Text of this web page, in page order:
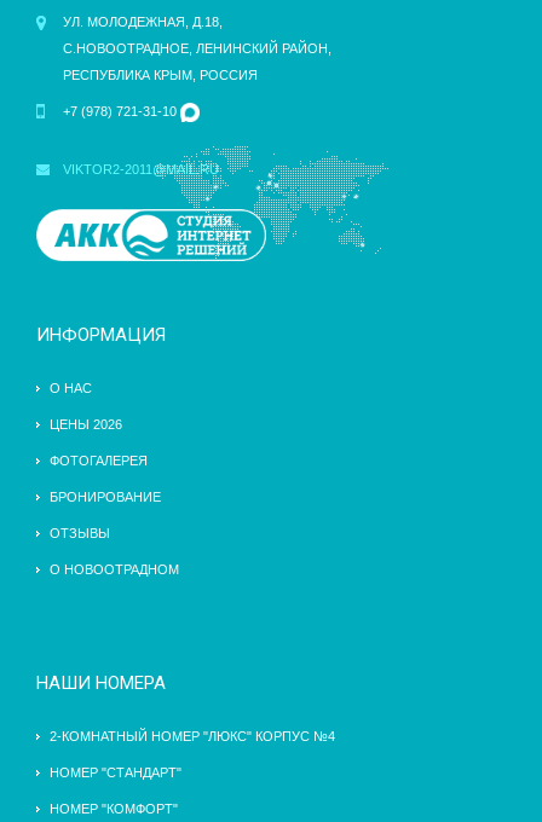
УЛ. МОЛОДЕЖНАЯ, Д.18,
С.НОВООТРАДНОЕ, ЛЕНИНСКИЙ РАЙОН,
РЕСПУБЛИКА КРЫМ, РОССИЯ
+7 (978) 721-31-10
VIKTOR2-2011@MAIL.RU
ИНФОРМАЦИЯ
О НАС
ЦЕНЫ 2026
ФОТОГАЛЕРЕЯ
БРОНИРОВАНИЕ
ОТЗЫВЫ
О НОВООТРАДНОМ
НАШИ НОМЕРА
2-КОМНАТНЫЙ НОМЕР "ЛЮКС" КОРПУС №4
НОМЕР "СТАНДАРТ"
НОМЕР "КОМФОРТ"